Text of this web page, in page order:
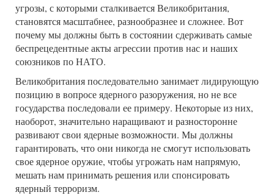
угрозы, с которыми сталкивается Великобритания,
становятся масштабнее, разнообразнее и сложнее. Вот
почему мы должны быть в состоянии сдерживать самые
беспрецедентные акты агрессии против нас и наших
союзников по НАТО.
Великобритания последовательно занимает лидирующую
позицию в вопросе ядерного разоружения, но не все
государства последовали ее примеру. Некоторые из них,
наоборот, значительно наращивают и разносторонне
развивают свои ядерные возможности. Мы должны
гарантировать, что они никогда не смогут использовать
свое ядерное оружие, чтобы угрожать нам напрямую,
мешать нам принимать решения или спонсировать
ядерный терроризм.